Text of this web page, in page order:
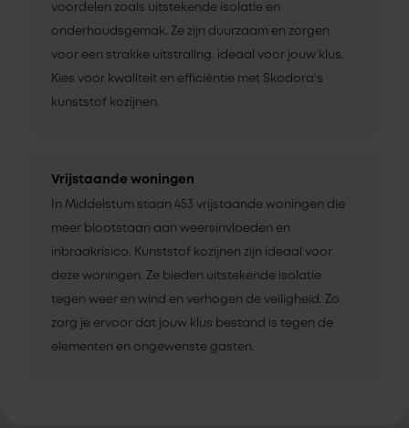
voordelen zoals uitstekende isolatie en
onderhoudsgemak. Ze zijn duurzaam en zorgen
voor een strakke uitstraling, ideaal voor jouw klus.
Kies voor kwaliteit en efficiëntie met Skodora’s
kunststof kozijnen.
Vrijstaande woningen
In Middelstum staan 453 vrijstaande woningen die
meer blootstaan aan weersinvloeden en
inbraakrisico. Kunststof kozijnen zijn ideaal voor
deze woningen. Ze bieden uitstekende isolatie
tegen weer en wind en verhogen de veiligheid. Zo
zorg je ervoor dat jouw klus bestand is tegen de
elementen en ongewenste gasten.